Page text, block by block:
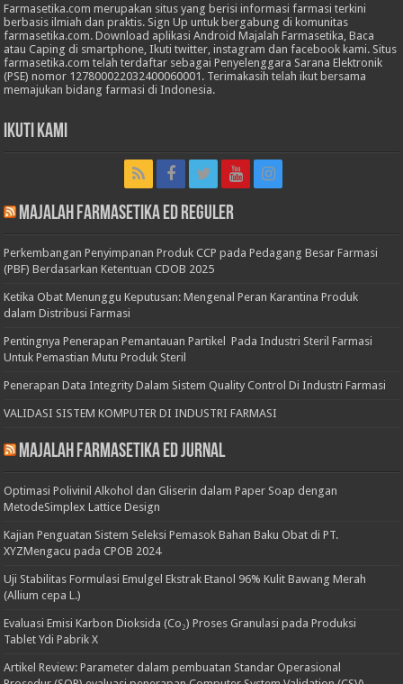
Farmasetika.com merupakan situs yang berisi informasi farmasi terkini
berbasis ilmiah dan praktis. Sign Up untuk bergabung di komunitas
farmasetika.com. Download aplikasi Android Majalah Farmasetika, Baca
atau Caping di smartphone, Ikuti twitter, instagram dan facebook kami. Situs
farmasetika.com telah terdaftar sebagai Penyelenggara Sarana Elektronik
(PSE) nomor 127800022032400060001. Terimakasih telah ikut bersama
memajukan bidang farmasi di Indonesia.
Ikuti Kami
Majalah Farmasetika Ed Reguler
Perkembangan Penyimpanan Produk CCP pada Pedagang Besar Farmasi
(PBF) Berdasarkan Ketentuan CDOB 2025
Ketika Obat Menunggu Keputusan: Mengenal Peran Karantina Produk
dalam Distribusi Farmasi
Pentingnya Penerapan Pemantauan Partikel Pada Industri Steril Farmasi
Untuk Pemastian Mutu Produk Steril
Penerapan Data Integrity Dalam Sistem Quality Control Di Industri Farmasi
VALIDASI SISTEM KOMPUTER DI INDUSTRI FARMASI
Majalah Farmasetika Ed Jurnal
Optimasi Polivinil Alkohol dan Gliserin dalam Paper Soap dengan
MetodeSimplex Lattice Design
Kajian Penguatan Sistem Seleksi Pemasok Bahan Baku Obat di PT.
XYZMengacu pada CPOB 2024
Uji Stabilitas Formulasi Emulgel Ekstrak Etanol 96% Kulit Bawang Merah
(Allium cepa L.)
Evaluasi Emisi Karbon Dioksida (Co₂) Proses Granulasi pada Produksi
Tablet Ydi Pabrik X
Artikel Review: Parameter dalam pembuatan Standar Operasional